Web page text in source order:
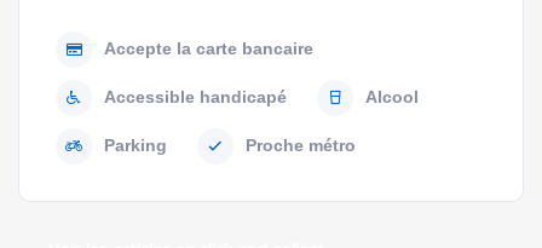
Accepte la carte bancaire
Accessible handicapé Alcool
Parking Proche métro